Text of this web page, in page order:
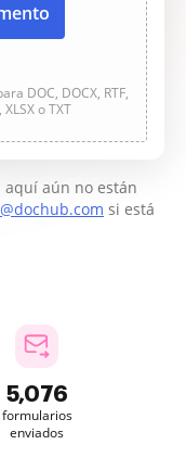
DOC, DOCX, RTF,
XLSX o TXT
aún no están
si está
5,076
formularios
enviados